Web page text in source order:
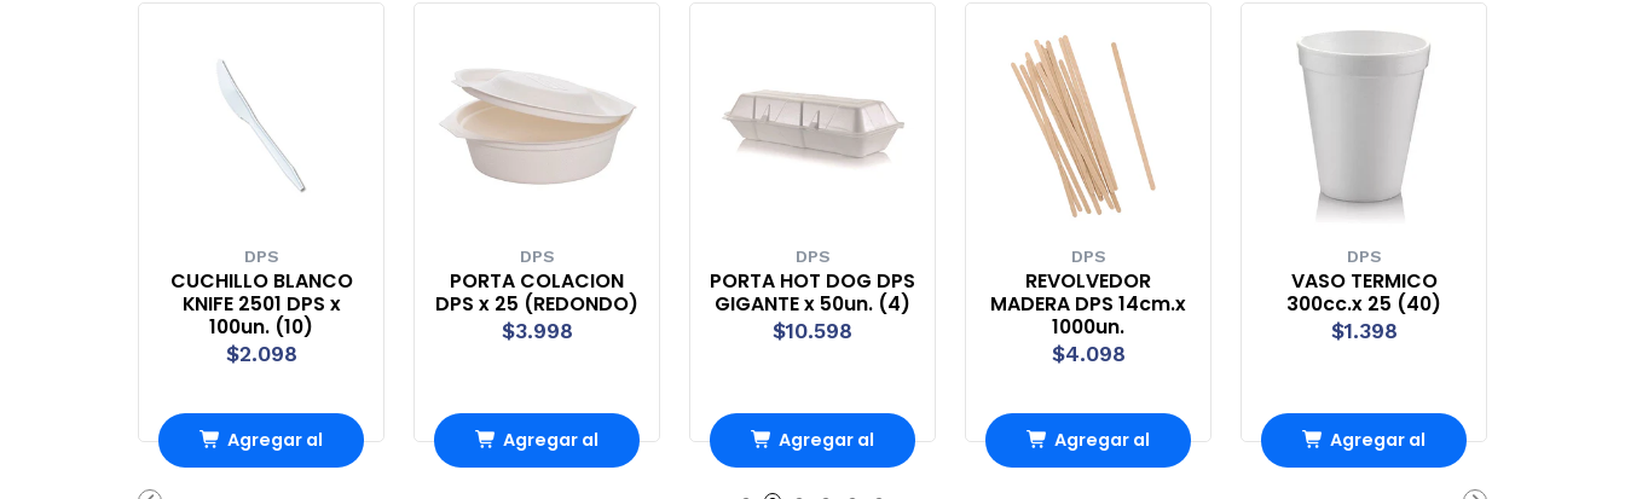
DPS
CUCHILLO BLANCO
KNIFE 2501 DPS x
100un. (10)
$2.098
Agregar al
DPS
PORTA COLACION
DPS x 25 (REDONDO)
$3.998
Agregar al
DPS
PORTA HOT DOG DPS
GIGANTE x 50un. (4)
$10.598
Agregar al
Carro
DPS
REVOLVEDOR
MADERA DPS 14cm.x
1000un.
$4.098
Agregar al
DPS
VASO TERMICO
300cc.x 25 (40)
$1.398
Agregar al